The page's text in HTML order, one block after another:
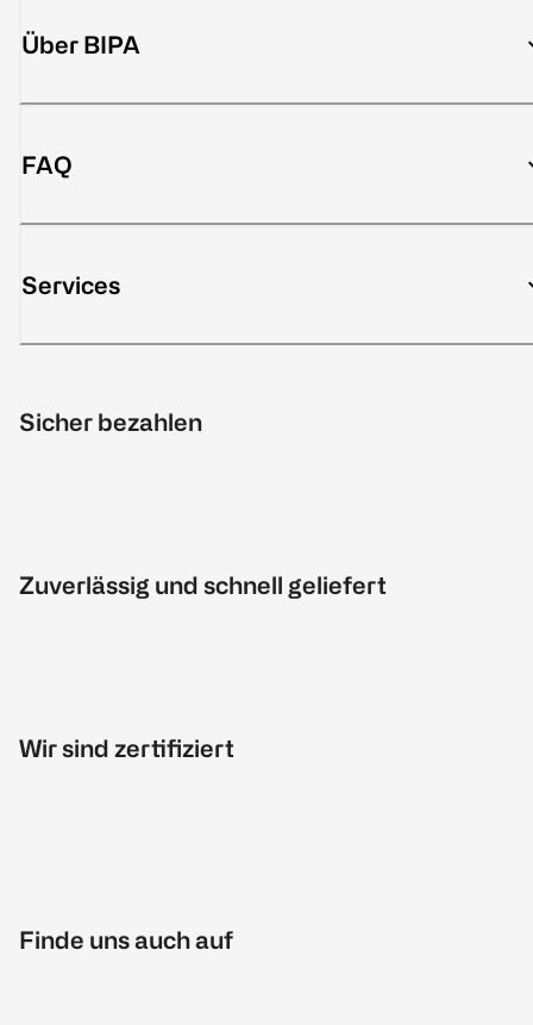
Über BIPA
FAQ
Services
Sicher bezahlen
Zuverlässig und schnell geliefert
Wir sind zertifiziert
Finde uns auch auf